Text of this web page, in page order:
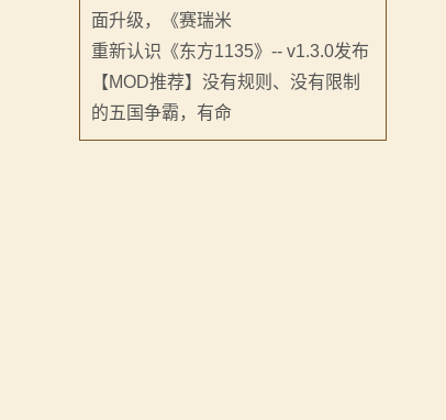
面升级，《赛瑞米
重新认识《东方1135》-- v1.3.0发布
【MOD推荐】没有规则、没有限制
的五国争霸，有命